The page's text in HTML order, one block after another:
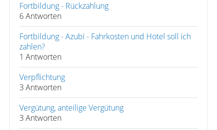
Fortbildung - Rückzahlung
6 Antworten
Fortbildung - Azubi - Fahrkosten und Hotel soll ich
zahlen?
1 Antworten
Verpflichtung
3 Antworten
Vergütung, anteilige Vergütung
3 Antworten